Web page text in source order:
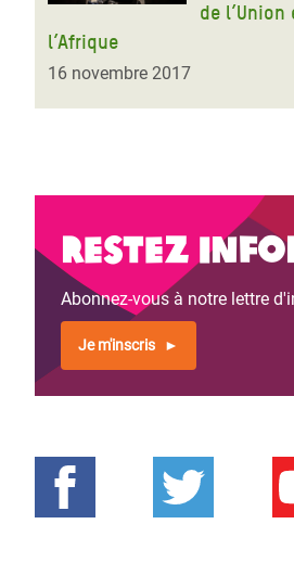
de
l’Afrique
16 novembre 2017
Restez
Abonnez-vous à notre lettre
Je m'inscris